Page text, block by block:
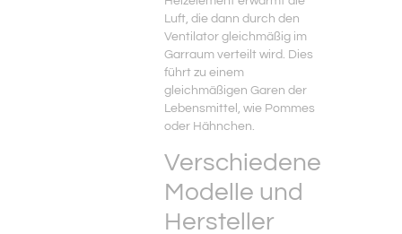
Luft, die dann durch den
Ventilator gleichmäßig im
Garraum verteilt wird. Dies
führt zu einem
gleichmäßigen Garen der
Lebensmittel, wie Pommes
oder Hähnchen.
Verschiedene
Modelle und
Hersteller